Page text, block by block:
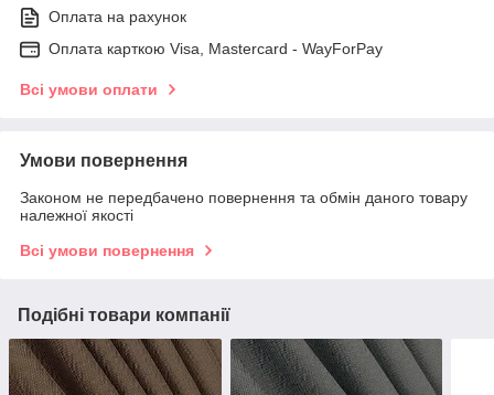
Оплата на рахунок
Оплата карткою Visa, Mastercard - WayForPay
Всі умови оплати
Умови повернення
Законом не передбачено повернення та обмін даного товару
належної якості
Всі умови повернення
Подібні товари компанії